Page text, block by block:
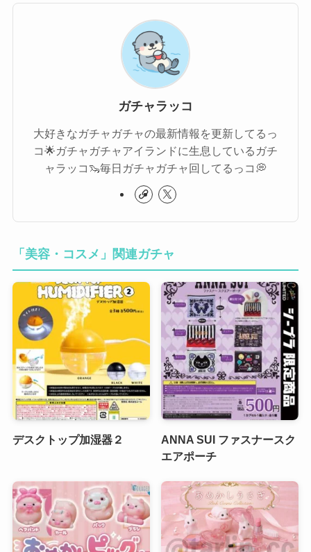
ガチャラッコ
大好きなガチャガチャの最新情報を更新してるっ
コ🌟ガチャガチャアイランドに生息しているガチ
ャラッコ🦦毎日ガチャガチャ回してるっコ💭
「美容・コスメ」関連ガチャ
デスクトップ加湿器２
ANNA SUI ファスナースク
エアポーチ